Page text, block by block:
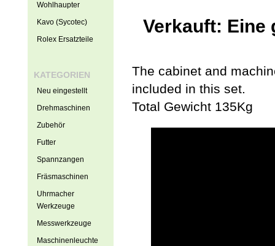
Verkauft: Eine
The cabinet and
included in this set.
Total Gewicht 135Kg
Wohlhaupter
Kavo (Sycotec)
Rolex Ersatzteile
KATEGORIEN
Neu eingestellt
Drehmaschinen
Zubehör
Futter
Spannzangen
Fräsmaschinen
Uhrmacher
Werkzeuge
Messwerkzeuge
Maschinenleuchte